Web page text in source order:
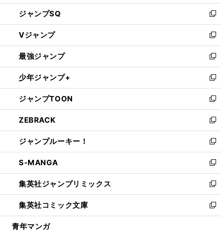
し
い
ウ
ィ
ン
ド
ウ
で
開
く
ジャンプSQ
新
し
い
ウ
ィ
ン
ド
ウ
で
開
く
Vジャンプ
新
し
い
ウ
ィ
ン
ド
ウ
で
開
く
最強ジャンプ
新
し
い
ウ
ィ
ン
ド
ウ
で
開
く
少年ジャンプ+
新
し
い
ウ
ィ
ン
ド
ウ
で
開
く
ジャンプTOON
新
し
い
ウ
ィ
ン
ド
ウ
で
開
く
ZEBRACK
新
し
い
ウ
ィ
ン
ド
ウ
で
開
ジャンプルーキー！
新
し
い
ウ
ィ
ン
ド
ウ
S-MANGA
新
し
い
ウ
ィ
ン
集英社ジャンプリミックス
新
し
い
ウ
集英社コミック文庫
新
し
青年マンガ